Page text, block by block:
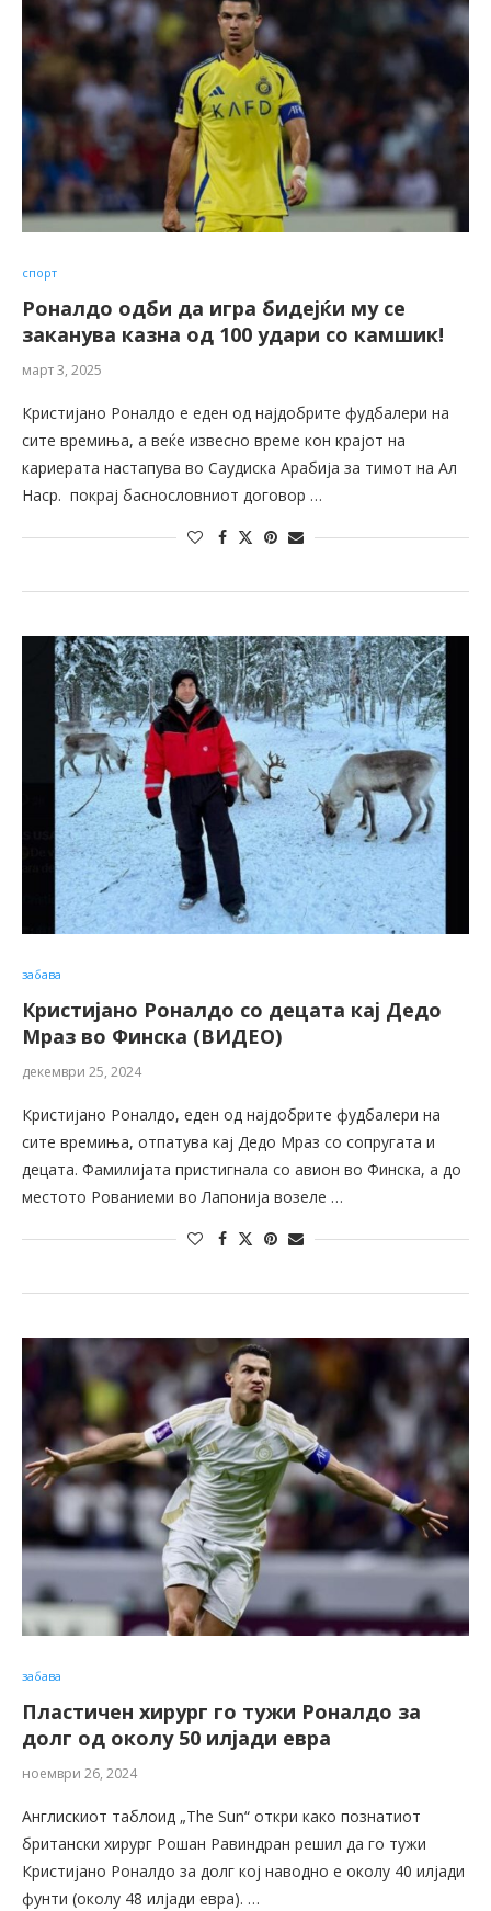
спорт
Роналдо одби да игра бидејќи му се
заканува казна од 100 удари со камшик!
март 3, 2025
Кристијано Роналдо е еден од најдобрите фудбалери на
сите времиња, а веќе извесно време кон крајот на
кариерата настапува во Саудиска Арабија за тимот на Ал
Наср. покрај баснословниот договор …
забава
Кристијано Роналдо со децата кај Дедо
Мраз во Финска (ВИДЕО)
декември 25, 2024
Кристијано Роналдо, еден од најдобрите фудбалери на
сите времиња, отпатува кај Дедо Мраз со сопругата и
децата. Фамилијата пристигнала со авион во Финска, а до
местото Рованиеми во Лапонија возеле …
забава
Пластичен хирург го тужи Роналдо за
долг од околу 50 илјади евра
ноември 26, 2024
Англискиот таблоид „The ​​Sun“ откри како познатиот
британски хирург Рошан Равиндран решил да го тужи
Кристијано Роналдо за долг кој наводно е околу 40 илјади
фунти (околу 48 илјади евра). …